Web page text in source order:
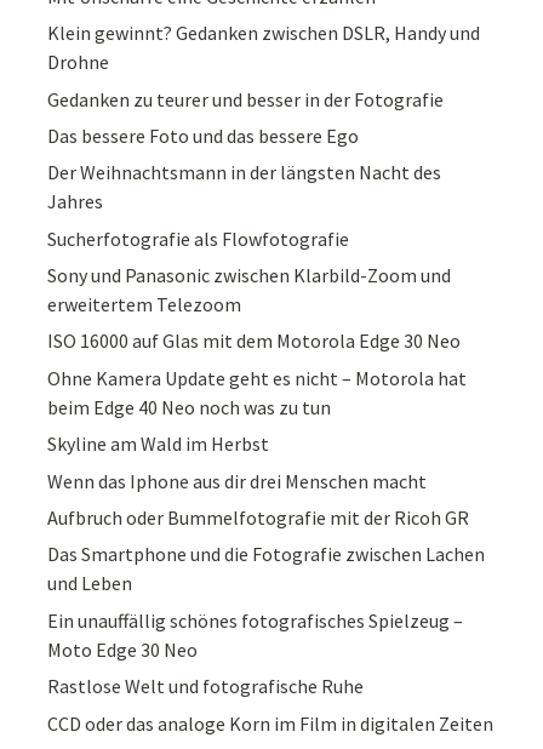
Klein gewinnt? Gedanken zwischen DSLR, Handy und
Drohne
Gedanken zu teurer und besser in der Fotografie
Das bessere Foto und das bessere Ego
Der Weihnachtsmann in der längsten Nacht des
Jahres
Sucherfotografie als Flowfotografie
Sony und Panasonic zwischen Klarbild-Zoom und
erweitertem Telezoom
ISO 16000 auf Glas mit dem Motorola Edge 30 Neo
Ohne Kamera Update geht es nicht – Motorola hat
beim Edge 40 Neo noch was zu tun
Skyline am Wald im Herbst
Wenn das Iphone aus dir drei Menschen macht
Aufbruch oder Bummelfotografie mit der Ricoh GR
Das Smartphone und die Fotografie zwischen Lachen
und Leben
Ein unauffällig schönes fotografisches Spielzeug –
Moto Edge 30 Neo
Rastlose Welt und fotografische Ruhe
CCD oder das analoge Korn im Film in digitalen Zeiten